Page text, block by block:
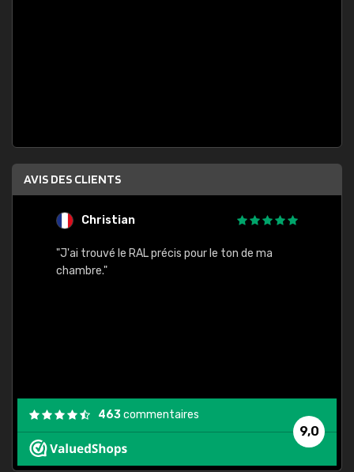
AVIS DES CLIENTS
Christian
"J'ai trouvé le RAL précis pour le ton de ma
chambre."
9,0
463commentaires